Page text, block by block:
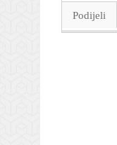
Podijeli